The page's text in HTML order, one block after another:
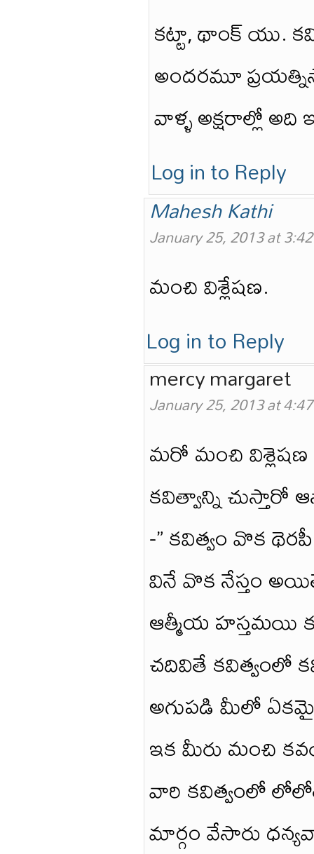
కట్టా, థాంక్ యు.
అందరమూ
వాళ్ళ అక్షరాల్లో అది
Log in to Reply
Mahesh Kathi
January 25, 2013 at
మంచి విశ్లేషణ.
Log in to Reply
mercy margaret
January 25, 2013 at
మరో మంచి విశ్లెషణ
కవిత్వాన్ని చుస్తారో
-” కవిత్వం వొక
వినే వొక నేస్తం
ఆత్మీయ హస్తమయి
చదివితే కవిత్వంలో
అగుపడి మీలో
ఇక మీరు మంచి
వారి కవిత్వంలో
మార్గం వేసారు